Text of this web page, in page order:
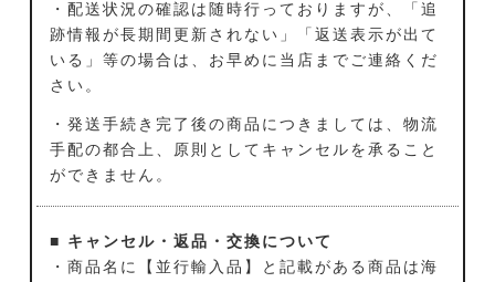
・配送状況の確認は随時行っておりますが、「追
跡情報が長期間更新されない」「返送表示が出て
いる」等の場合は、お早めに当店までご連絡くだ
さい。
・発送手続き完了後の商品につきましては、物流
手配の都合上、原則としてキャンセルを承ること
ができません。
■ キャンセル・返品・交換について
・商品名に【並行輸入品】と記載がある商品は海